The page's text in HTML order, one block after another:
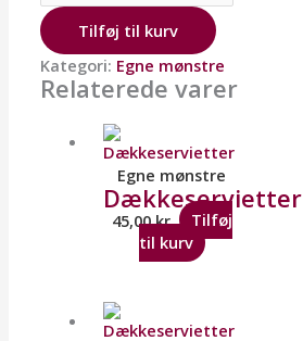
Tilføj til kurv
Kategori: Egne mønstre
Relaterede varer
Egne mønstre
Dækkeservietter
45,00kr.
Tilføj
til kurv